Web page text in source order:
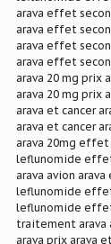
arava effet
arava effet
arava effet
arava effet
arava 20 mg prix
arava 20 mg prix
arava et cancer
arava et cancer
arava 20mg effet
leflunomide
arava avion
leflunomide
leflunomide
traitement arava
arava prix arava